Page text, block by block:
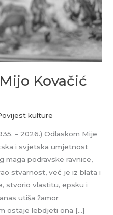
Kovačić
kulture
– 2026.) Odlaskom Mije
i svjetska umjetnost
maga podravske ravnice,
stvarnost, već je iz blata i
stvorio vlastitu, epsku i
utiša žamor
ostaje lebdjeti ona […]